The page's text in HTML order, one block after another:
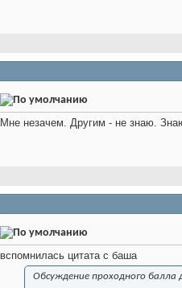
Мне незачем. Другим - не знаю.
вспомнилась цитата с баша
Обсуждение проходного балла